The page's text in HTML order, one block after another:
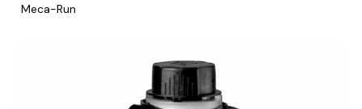
Meca-Run